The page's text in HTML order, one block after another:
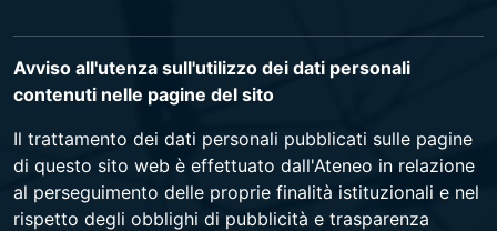
Avviso all'utenza sull'utilizzo dei dati personali
contenuti nelle pagine del sito
Il trattamento dei dati personali pubblicati sulle pagine
di questo sito web è effettuato dall'Ateneo in relazione
al perseguimento delle proprie finalità istituzionali e nel
rispetto degli obblighi di pubblicità e trasparenza